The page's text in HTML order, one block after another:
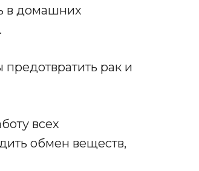
в домашних
рак и
всех
обмен веществ,